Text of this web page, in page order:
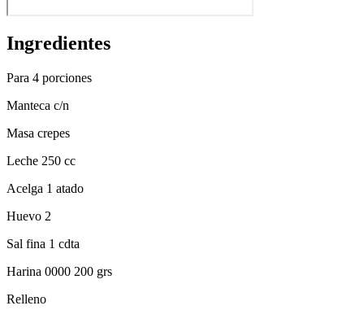
Ingredientes
Para 4 porciones
Manteca c/n
Masa crepes
Leche 250 cc
Acelga 1 atado
Huevo 2
Sal fina 1 cdta
Harina 0000 200 grs
Relleno